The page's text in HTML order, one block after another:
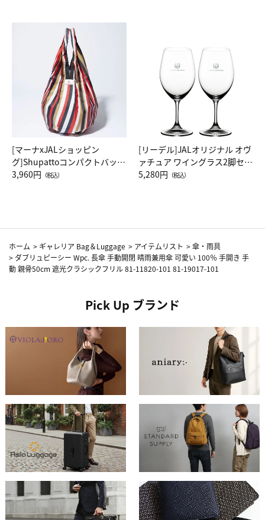
[マーナxJALショッピン
グ]Shupattoコンパクトバッグ
Drop JAL客室乗務員（LC）ス
3,960円 （税込）
[リーデル]JALオリジナル オヴ
ァチュア ワイングラス2脚セッ
ト（レッドワイン）
5,280円 （税込）
ホーム > ギャレリア Bag＆Luggage > アイテムリスト >傘・雨具
> ダブリュピーシー Wpc. 長傘 手動開閉 晴雨兼用傘 可愛い 100％ 手開き 手
動 親骨50cm 遮光クラシックフリル 81-11820-101 81-19017-101
Pick Up ブランド